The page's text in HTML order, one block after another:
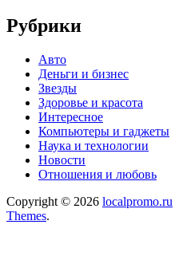
Рубрики
Авто
Деньги и бизнес
Звезды
Здоровье и красота
Интересное
Компьютеры и гаджеты
Наука и технологии
Новости
Отношения и любовь
Copyright © 2026 localpromo.ru
Themes.